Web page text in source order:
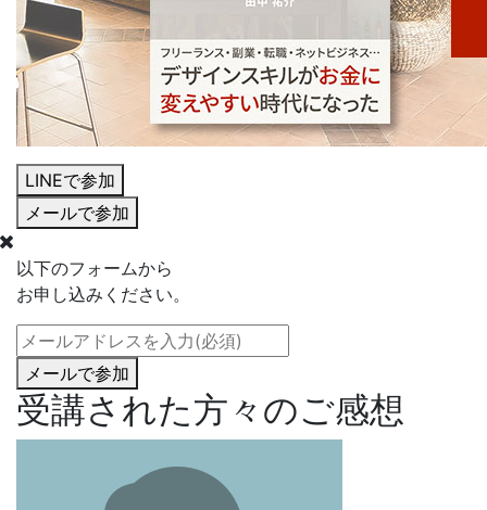
LINEで参加
メールで参加
以下のフォームから
お申し込みください。
メールで参加
受講された方々のご感想